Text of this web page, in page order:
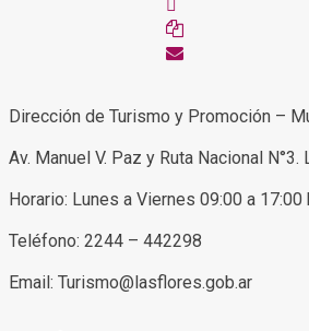
Dirección de Turismo y Promoción –
Av. Manuel V. Paz y Ruta Nacional
Horario: Lunes a Viernes 09:00 a
Teléfono: 2244 – 442298
Email: Turismo@lasflores.gob.ar